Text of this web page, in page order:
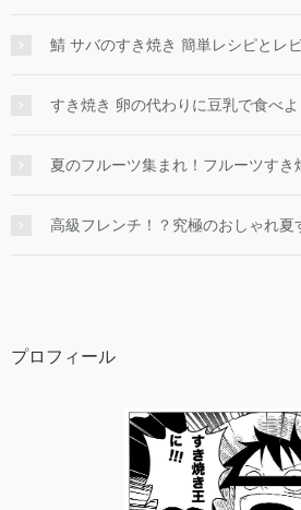
鯖 サバのすき焼き 簡単レシピとレ
すき焼き 卵の代わりに豆乳で食べ
夏のフルーツ集まれ！フルーツす
高級フレンチ！？究極のおしゃれ夏
プロフィール